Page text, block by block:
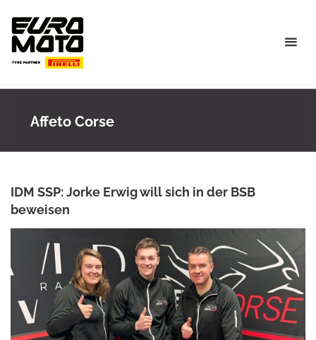
content
Affeto Corse
IDM SSP: Jorke Erwig will sich in der BSB
beweisen
ANKE WIECZOREK